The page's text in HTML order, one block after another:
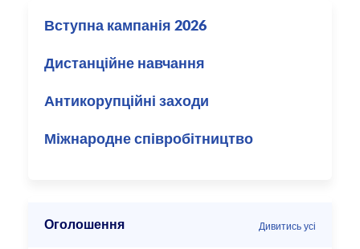
Вступна кампанія 2026
Дистанційне навчання
Антикорупційні заходи
Міжнародне співробітництво
Оголошення Дивитись усі